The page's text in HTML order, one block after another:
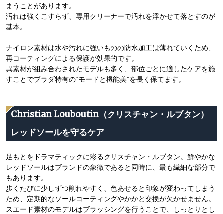
まうことがあります。
汚れは強くこすらず、専用クリーナーで汚れを浮かせて落とすのが
基本。
ナイロン素材は水や汚れに強いものの防水加工は薄れていくため、
再コーティングによる保護が効果的です。
異素材が組み合わされたモデルも多く、部位ごとに適したケアを施
すことでプラダ特有の“モードと機能美”を長く保てます。
Christian Louboutin（クリスチャン・ルブタン）
レッドソールを守るケア
足もとをドラマティックに彩るクリスチャン・ルブタン。鮮やかな
レッドソールはブランドの象徴であると同時に、最も繊細な部分で
もあります。
歩くたびに少しずつ削れやすく、色あせると印象が変わってしまう
ため、定期的なソールコーティングやかかと交換が欠かせません。
スエード素材のモデルはブラッシングを行うことで、しっとりとし